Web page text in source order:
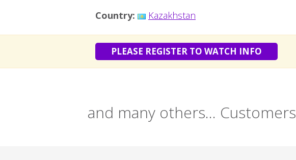
Country: Kazakhstan
PLEASE REGISTER TO WATCH INFO
and many others... Customers